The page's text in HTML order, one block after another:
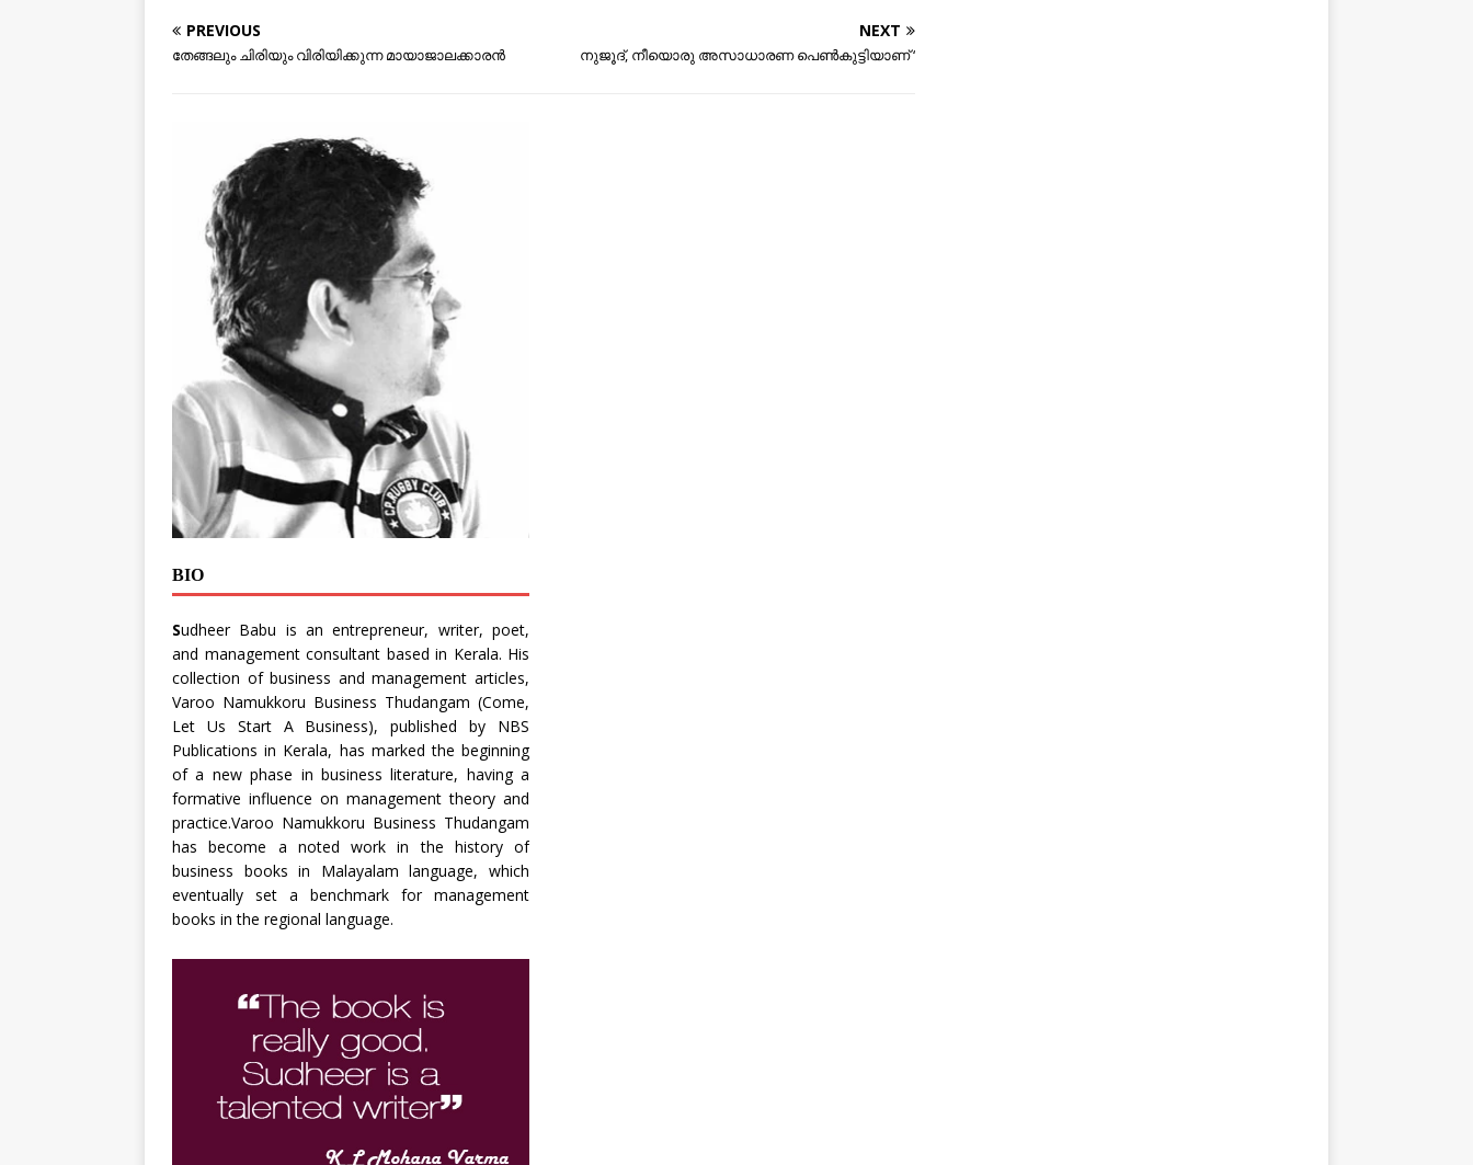
PREVIOUS
തേങ്ങലും ചിരിയും വിരിയിക്കുന്ന മായാജാലക്കാരന്‍
NEXT
നുജൂദ്, നീയൊരു അസാധാരണ പെണ്‍കുട്ടിയാണ് ‘
BIO
Sudheer Babu is an entrepreneur, writer, poet,
and management consultant based in Kerala. His
collection of business and management articles,
Varoo Namukkoru Business Thudangam (Come,
Let Us Start A Business), published by NBS
Publications in Kerala, has marked the beginning
of a new phase in business literature, having a
formative influence on management theory and
practice.Varoo Namukkoru Business Thudangam
has become a noted work in the history of
business books in Malayalam language, which
eventually set a benchmark for management
books in the regional language.